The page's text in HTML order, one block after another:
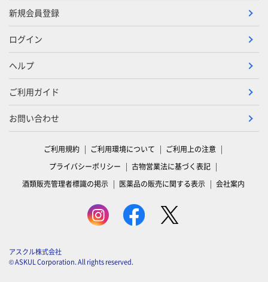
新規会員登録
ログイン
ヘルプ
ご利用ガイド
お問い合わせ
ご利用規約 ご利用環境について
ご利用上の注意
プライバシーポリシー
古物営業法に基づく表記
酒類販売管理者標識の掲示
医薬品の販売に関する表示 会社案内
アスクル株式会社
© ASKUL Corporation. All rights reserved.